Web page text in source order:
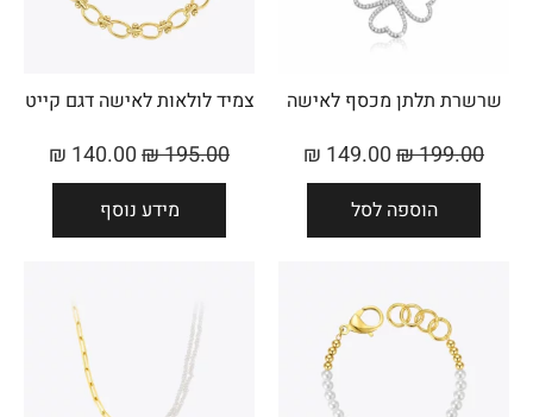
שרשרת תלתן מכסף לאישה
199.00
₪
149.00
₪
הוספה לסל
צמיד לולאות לאישה דגם קייט
195.00
₪
140.00
₪
מידע נוסף